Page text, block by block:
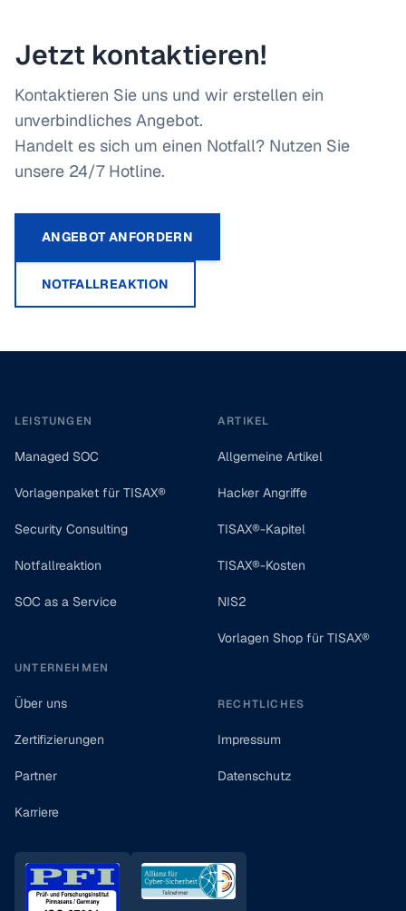
Jetzt kontaktieren!
Kontaktieren Sie uns und wir erstellen ein
unverbindliches Angebot.
Handelt es sich um einen Notfall? Nutzen Sie
unsere 24/7 Hotline.
ANGEBOT ANFORDERN
NOTFALLREAKTION
LEISTUNGEN
Managed SOC
Vorlagenpaket für TISAX®
Security Consulting
Notfallreaktion
SOC as a Service
UNTERNEHMEN
Über uns
Zertifizierungen
Partner
Karriere
ARTIKEL
Allgemeine Artikel
Hacker Angriffe
TISAX®-Kapitel
TISAX®-Kosten
NIS2
Vorlagen Shop für TISAX®
RECHTLICHES
Impressum
Datenschutz